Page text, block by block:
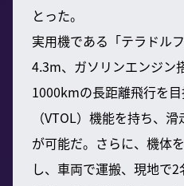
とった。
実用機である「テラドル
4.3m、ガソリンエンジン
1000kmの長距離飛行を
（VTOL）機能を持ち、
が可能だ。さらに、機体
し、車両で運搬、現地で